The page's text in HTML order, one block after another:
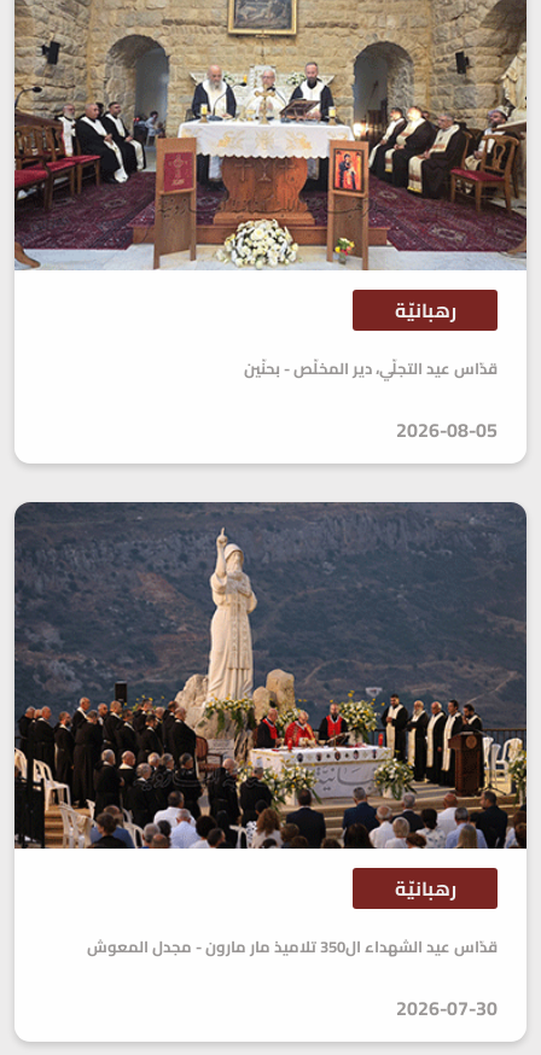
رهبانيّة
قدّاس عيد التجلّي، دير المخلّص - بحنّين
2026-08-05
رهبانيّة
قدّاس عيد الشهداء ال350 تلاميذ مار مارون - مجدل المعوش
2026-07-30